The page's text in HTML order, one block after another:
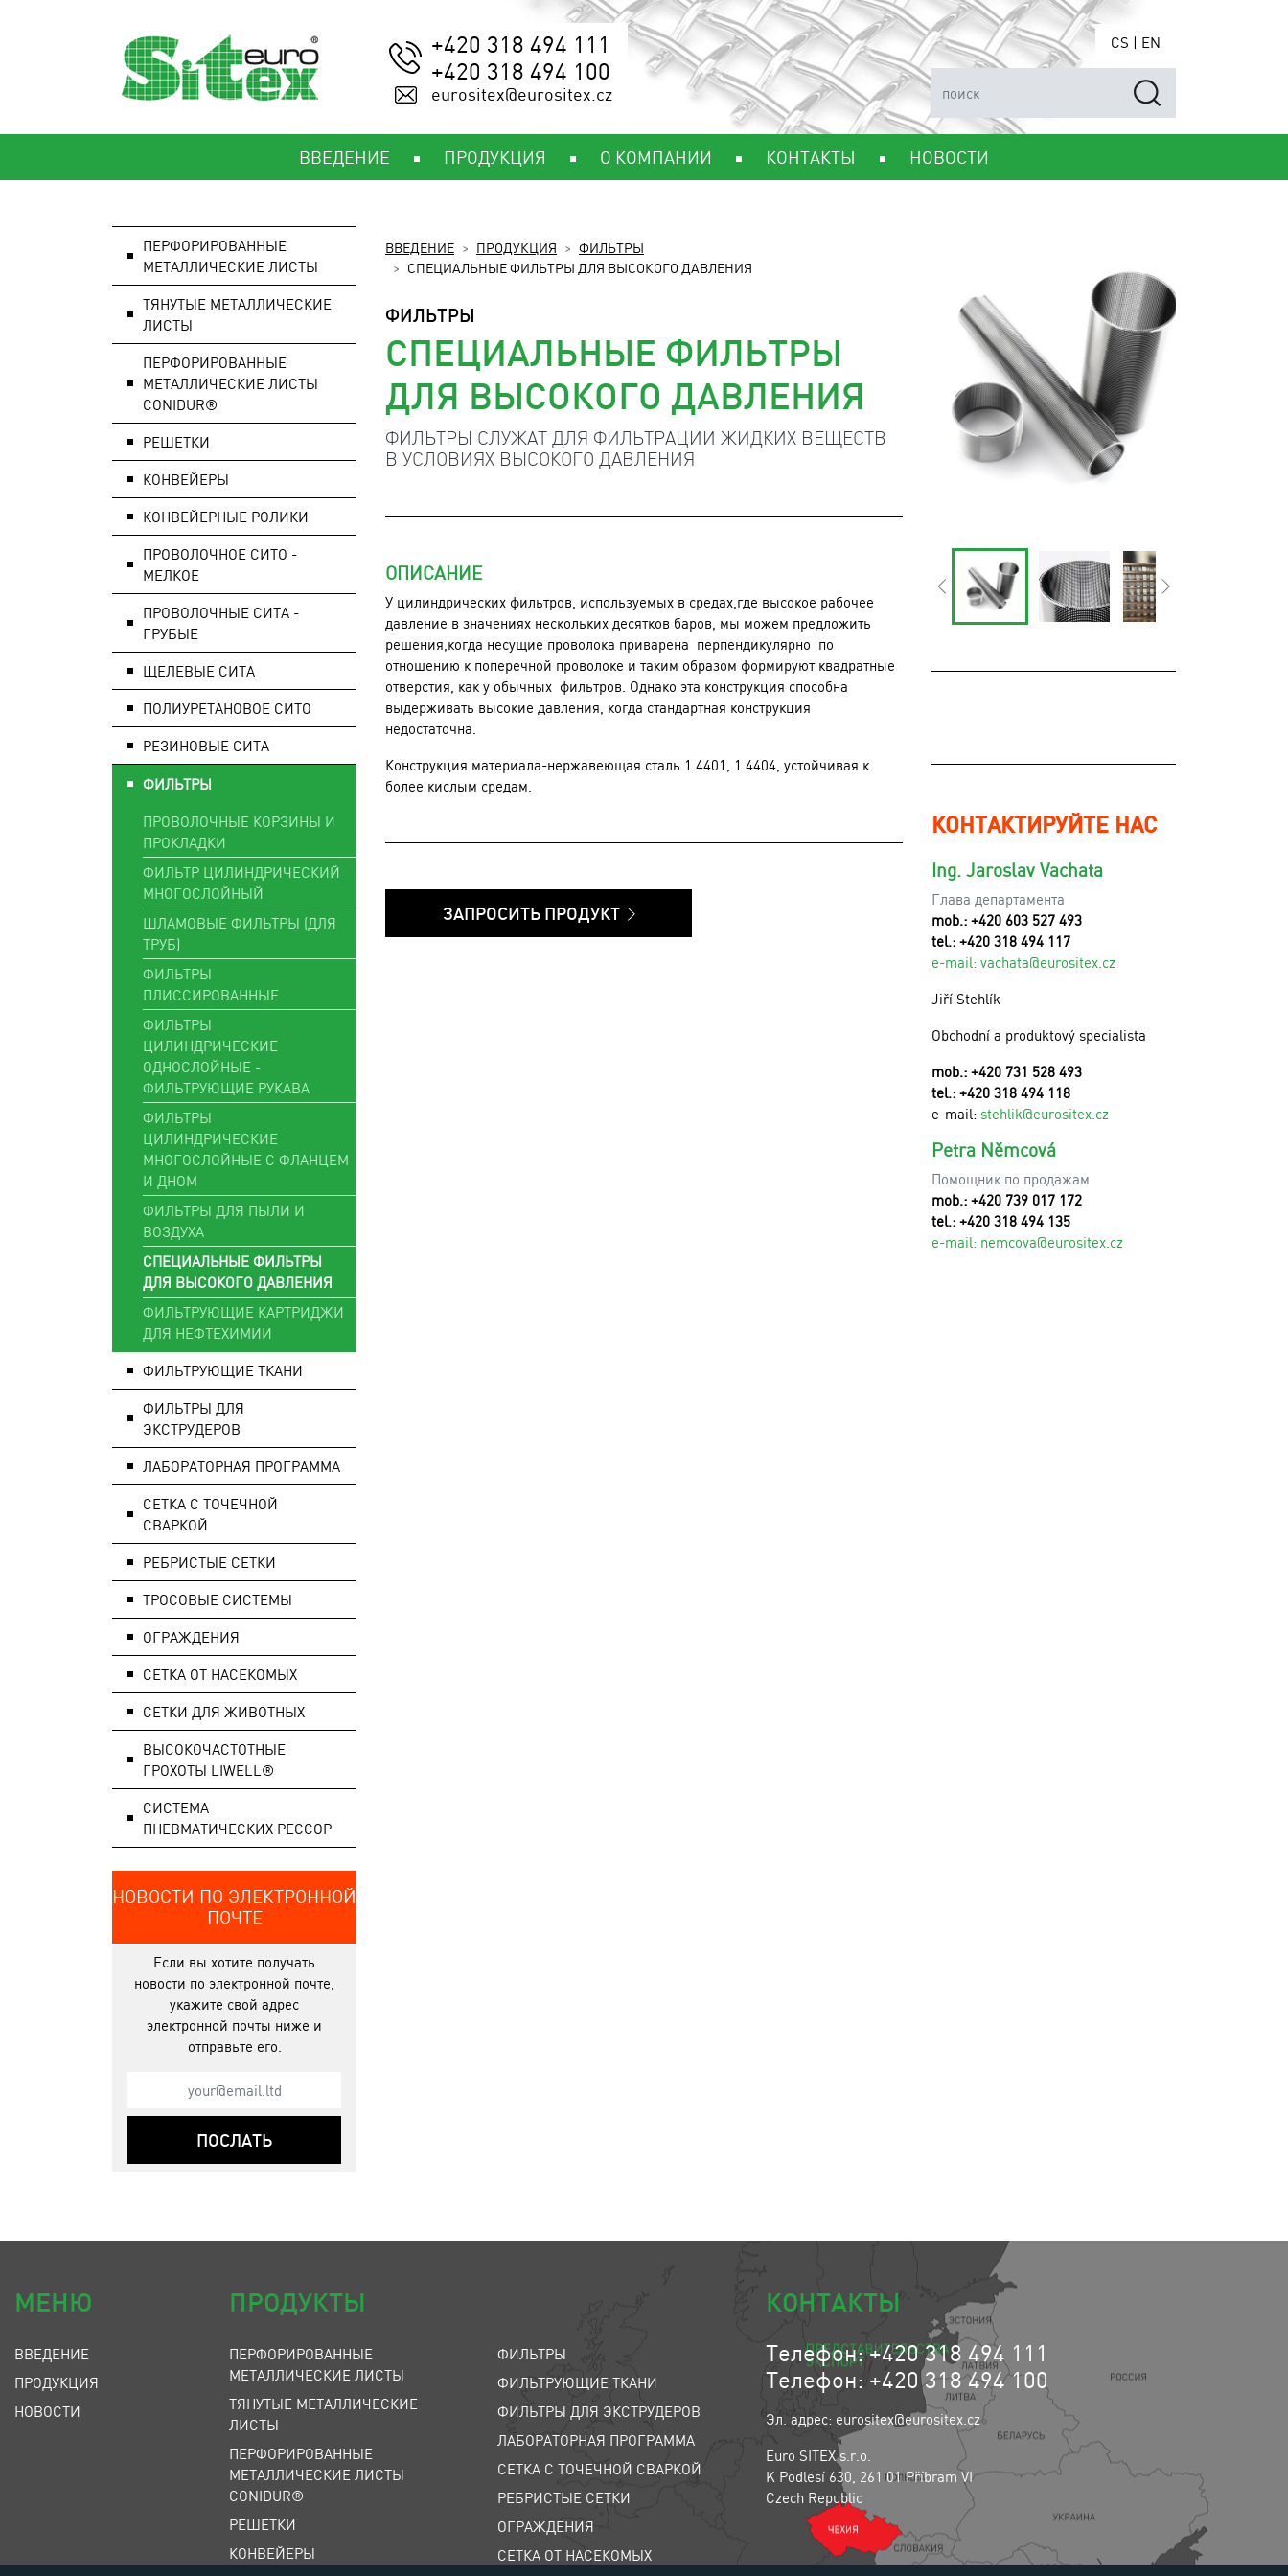
+420 318 494 111
+420 318 494 100
eurositex@eurositex.cz
CS | EN
ВВЕДЕНИЕ ПРОДУКЦИЯ О КОМПАНИИ КОНТАКТЫ НОВОСТИ
ВВЕДЕНИЕ ПРОДУКЦИЯ
ФИЛЬТРЫ
СПЕЦИАЛЬНЫЕ ФИЛЬТРЫ ДЛЯ ВЫСОКОГО ДАВЛЕНИЯ
ФИЛЬТРЫ
СПЕЦИАЛЬНЫЕ ФИЛЬТРЫ
ДЛЯ ВЫСОКОГО ДАВЛЕНИЯ
ФИЛЬТРЫ СЛУЖАТ ДЛЯ ФИЛЬТРАЦИИ ЖИДКИХ ВЕЩЕСТВ
В УСЛОВИЯХ ВЫСОКОГО ДАВЛЕНИЯ
ОПИСАНИЕ
У цилиндрических фильтров, используемых в средах,где высокое рабочее
давление в значениях нескольких десятков баров, мы можем предложить
решения,когда несущие проволока приварена перпендикулярно по
отношению к поперечной проволоке и таким образом формируют квадратные
отверстия, как у обычных фильтров. Однако эта конструкция способна
выдерживать высокие давления, когда стандартная конструкция
недостаточна.
Конструкция материала-нержавеющая сталь 1.4401, 1.4404, устойчивая к
более кислым средам.
ЗАПРОСИТЬ ПРОДУКТ
КОНТАКТИРУЙТЕ НАС
Ing. Jaroslav Vachata
Глава департамента
mob.: +420 603 527 493
tel.: +420 318 494 117
e-mail: vachata@eurositex.cz
Jiří Stehlík
Obchodní a produktový specialista
mob.: +420 731 528 493
tel.: +420 318 494 118
e-mail: stehlik@eurositex.cz
Petra Němcová
Помощник по продажам
mob.: +420 739 017 172
tel.: +420 318 494 135
e-mail: nemcova@eurositex.cz
ПЕРФОРИРОВАННЫЕ
МЕТАЛЛИЧЕСКИЕ ЛИСТЫ
ТЯНУТЫЕ МЕТАЛЛИЧЕСКИЕ
ЛИСТЫ
ПЕРФОРИРОВАННЫЕ
МЕТАЛЛИЧЕСКИЕ ЛИСТЫ
CONIDUR®
РЕШЕТКИ
КОНВЕЙЕРЫ
КОНВЕЙЕРНЫЕ РОЛИКИ
ПРОВОЛОЧНОЕ СИТО -
МЕЛКОЕ
ПРОВОЛОЧНЫЕ СИТА -
ГРУБЫЕ
ЩЕЛЕВЫЕ СИТА
ПОЛИУРЕТАНОВОЕ СИТО
РЕЗИНОВЫЕ СИТА
ФИЛЬТРЫ
ПРОВОЛОЧНЫЕ КОРЗИНЫ И
ПРОКЛАДКИ
ФИЛЬТР ЦИЛИНДРИЧЕСКИЙ
МНОГОСЛОЙНЫЙ
ШЛАМОВЫЕ ФИЛЬТРЫ (ДЛЯ
ТРУБ)
ФИЛЬТРЫ
ПЛИССИРОВАННЫЕ
ФИЛЬТРЫ
ЦИЛИНДРИЧЕСКИЕ
ОДНОСЛОЙНЫЕ -
ФИЛЬТРУЮЩИЕ РУКАВА
ФИЛЬТРЫ
ЦИЛИНДРИЧЕСКИЕ
МНОГОСЛОЙНЫЕ С ФЛАНЦЕМ
И ДНОМ
ФИЛЬТРЫ ДЛЯ ПЫЛИ И
ВОЗДУХА
СПЕЦИАЛЬНЫЕ ФИЛЬТРЫ
ДЛЯ ВЫСОКОГО ДАВЛЕНИЯ
ФИЛЬТРУЮЩИЕ КАРТРИДЖИ
ДЛЯ НЕФТЕХИМИИ
ФИЛЬТРУЮЩИЕ ТКАНИ
ФИЛЬТРЫ ДЛЯ
ЭКСТРУДЕРОВ
ЛАБОРАТОРНАЯ ПРОГРАММА
СЕТКА С ТОЧЕЧНОЙ
СВАРКОЙ
РЕБРИСТЫЕ СЕТКИ
ТРОСОВЫЕ СИСТЕМЫ
ОГРАЖДЕНИЯ
СЕТКА ОТ НАСЕКОМЫХ
СЕТКИ ДЛЯ ЖИВОТНЫХ
ВЫСОКОЧАСТОТНЫЕ
ГРОХОТЫ LIWELL®
СИСТЕМA
ПНЕВМАТИЧЕСКИХ РЕССОР
НОВОСТИ ПО ЭЛЕКТРОННОЙ
ПОЧТЕ
Если вы хотите получать
новости по электронной почте,
укажите свой адрес
электронной почты ниже и
отправьте его.
ПОСЛАТЬ
МЕНЮ
ВВЕДЕНИЕ
ПРОДУКЦИЯ
НОВОСТИ
ПРОДУКТЫ
ПЕРФОРИРОВАННЫЕ
МЕТАЛЛИЧЕСКИЕ ЛИСТЫ
ТЯНУТЫЕ МЕТАЛЛИЧЕСКИЕ
ЛИСТЫ
ПЕРФОРИРОВАННЫЕ
МЕТАЛЛИЧЕСКИЕ ЛИСТЫ
CONIDUR®
РЕШЕТКИ
КОНВЕЙЕРЫ
ФИЛЬТРЫ
ФИЛЬТРУЮЩИЕ ТКАНИ
ФИЛЬТРЫ ДЛЯ ЭКСТРУДЕРОВ
ЛАБОРАТОРНАЯ ПРОГРАММА
СЕТКА С ТОЧЕЧНОЙ СВАРКОЙ
РЕБРИСТЫЕ СЕТКИ
ОГРАЖДЕНИЯ
СЕТКА ОТ НАСЕКОМЫХ
КОНТАКТЫ
Телефон: +420 318 494 111
Телефон: +420 318 494 100
Эл. адрес: eurositex@eurositex.cz
Euro SITEX s.r.o.
K Podlesí 630, 261 01 Příbram VI
Czech Republic